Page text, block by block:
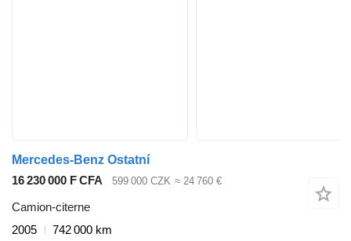
Mercedes-Benz Ostatní
16 230 000 F CFA
599 000 CZK ≈ 24 760 €
Camion-citerne
2005
742 000 km